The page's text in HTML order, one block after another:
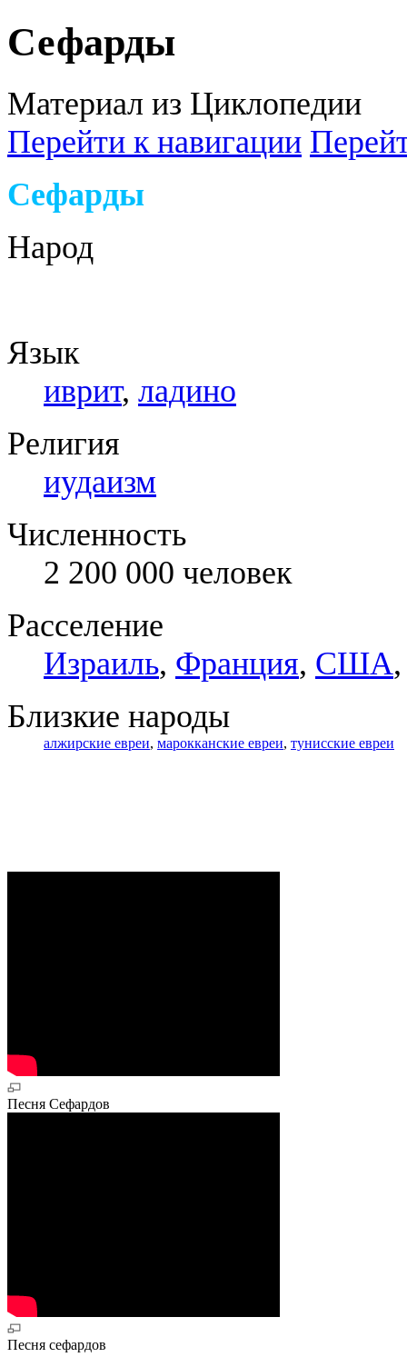
Сефарды
Материал из Циклопедии
Перейти к навигации
Сефарды
Народ
Язык
иврит, ладино
Религия
иудаизм
Численность
2 200 000 человек
Расселение
Израиль, Франция, США
Близкие народы
алжирские евреи, марокканские евреи, тунисские евреи
Песня Сефардов
Песня сефардов